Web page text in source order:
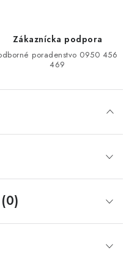
Zákaznícka podpora
poradenstvo 0950 456
469